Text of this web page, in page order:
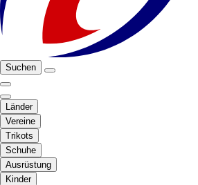
Suchen
Länder
Vereine
Trikots
Schuhe
Ausrüstung
Kinder